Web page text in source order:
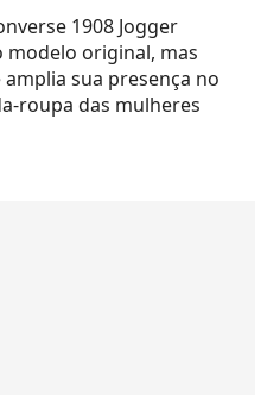
1908 Jogger
modelo original, mas
sua presença no
roupa das mulheres